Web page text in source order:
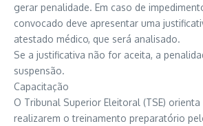
gerar penalidade. Em caso de
convocado deve apresentar uma
atestado médico, que será analisado.
Se a justificativa não for aceita, a
suspensão.
Capacitação
O Tribunal Superior Eleitoral (TSE)
realizarem o treinamento preparatório